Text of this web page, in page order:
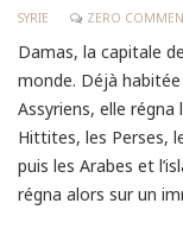
SYRIE
ZERO
Damas, la capitale
monde. Déjà
Assyriens, elle
Hittites, les Perses,
puis les Arabes et
régna alors sur un